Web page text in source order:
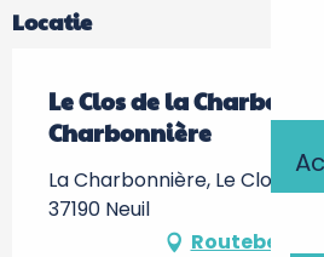
Locatie
Le Clos de la
Charbonnière
La Charbonnière, Le Clos de
37190 Neuil